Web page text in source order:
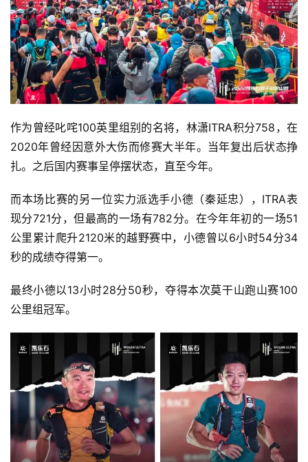
作为曾经叱咤100英里组别的名将，林潇ITRA积分758，在
2020年曾经因意外大伤而修赛大半年。当年复出后状态挣
扎。之后国内赛事呈停摆状态，直至今年。
而本场比赛的另一位实力派选手小德（秦延忠），ITRA表
现分721分，但最高的一场有782分。在今年年初的一场51
公里累计爬升2120米的越野赛中，小德曾以6小时54分34
秒的成绩夺得第一。
最终小德以13小时28分50秒，夺得本次莫干山跑山赛100
公里组冠军。